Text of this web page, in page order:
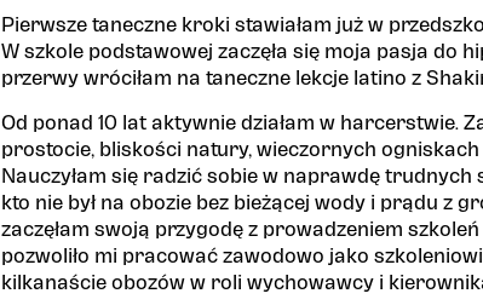
Pierwsze taneczne kroki stawiałam już w
W szkole podstawowej zaczęła się moja pasja do
przerwy wróciłam na taneczne lekcje latino z
Od ponad 10 lat aktywnie działam w harcerstwie.
prostocie, bliskości natury, wieczornych
Nauczyłam się radzić sobie w naprawdę trudnych
kto nie był na obozie bez bieżącej wody i prądu z
zaczęłam swoją przygodę z prowadzeniem
pozwoliło mi pracować zawodowo jako
kilkanaście obozów w roli wychowawcy i